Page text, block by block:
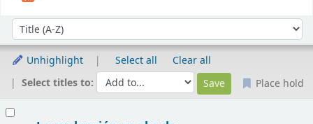
Sort by:
Unhighlight Select all
Clear all
Select titles to:
Place hold